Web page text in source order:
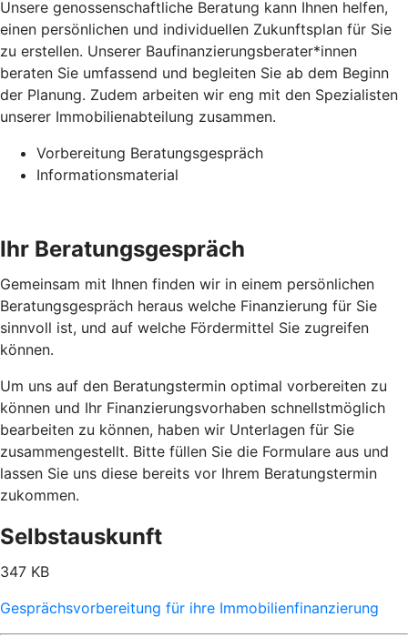
Unsere genossenschaftliche Beratung kann Ihnen helfen,
einen persönlichen und individuellen Zukunftsplan für Sie
zu erstellen. Unserer Baufinanzierungsberater*innen
beraten Sie umfassend und begleiten Sie ab dem Beginn
der Planung. Zudem arbeiten wir eng mit den Spezialisten
unserer Immobilienabteilung zusammen.
Vorbereitung Beratungsgespräch
Informationsmaterial
Ihr Beratungsgespräch
Gemeinsam mit Ihnen finden wir in einem persönlichen
Beratungsgespräch heraus welche Finanzierung für Sie
sinnvoll ist, und auf welche Fördermittel Sie zugreifen
können.
Um uns auf den Beratungstermin optimal vorbereiten zu
können und Ihr Finanzierungsvorhaben schnellstmöglich
bearbeiten zu können, haben wir Unterlagen für Sie
zusammengestellt. Bitte füllen Sie die Formulare aus und
lassen Sie uns diese bereits vor Ihrem Beratungstermin
zukommen.
Selbstauskunft
347 KB
Gesprächsvorbereitung für ihre Immobilienfinanzierung